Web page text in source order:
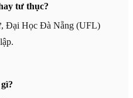
tư thục?
Đại Học Đà Nẵng (UFL)